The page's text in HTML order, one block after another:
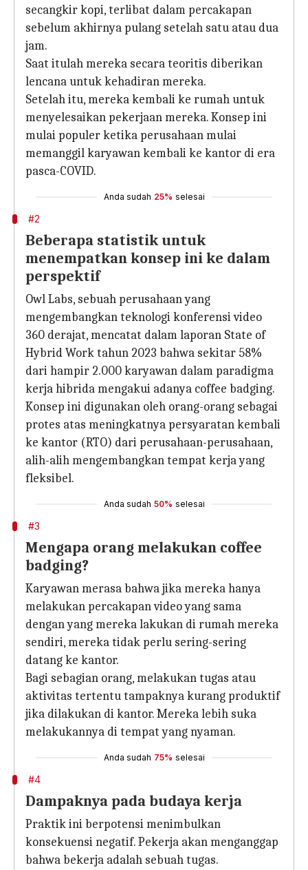
secangkir kopi, terlibat dalam percakapan
sebelum akhirnya pulang setelah satu atau dua
jam.
Saat itulah mereka secara teoritis diberikan
lencana untuk kehadiran mereka.
Setelah itu, mereka kembali ke rumah untuk
menyelesaikan pekerjaan mereka. Konsep ini
mulai populer ketika perusahaan mulai
memanggil karyawan kembali ke kantor di era
pasca-COVID.
Anda sudah 25% selesai
#2
Beberapa statistik untuk
menempatkan konsep ini ke dalam
perspektif
Owl Labs, sebuah perusahaan yang
mengembangkan teknologi konferensi video
360 derajat, mencatat dalam laporan State of
Hybrid Work tahun 2023 bahwa sekitar 58%
dari hampir 2.000 karyawan dalam paradigma
kerja hibrida mengakui adanya coffee badging.
Konsep ini digunakan oleh orang-orang sebagai
protes atas meningkatnya persyaratan kembali
ke kantor (RTO) dari perusahaan-perusahaan,
alih-alih mengembangkan tempat kerja yang
fleksibel.
Anda sudah 50% selesai
#3
Mengapa orang melakukan coffee
badging?
Karyawan merasa bahwa jika mereka hanya
melakukan percakapan video yang sama
dengan yang mereka lakukan di rumah mereka
sendiri, mereka tidak perlu sering-sering
datang ke kantor.
Bagi sebagian orang, melakukan tugas atau
aktivitas tertentu tampaknya kurang produktif
jika dilakukan di kantor. Mereka lebih suka
melakukannya di tempat yang nyaman.
Anda sudah 75% selesai
#4
Dampaknya pada budaya kerja
Praktik ini berpotensi menimbulkan
konsekuensi negatif. Pekerja akan menganggap
bahwa bekerja adalah sebuah tugas.